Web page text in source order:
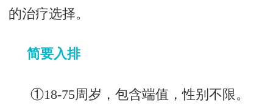
的治疗选择。
简要入排
①18-75周岁，包含端值，性别不限。